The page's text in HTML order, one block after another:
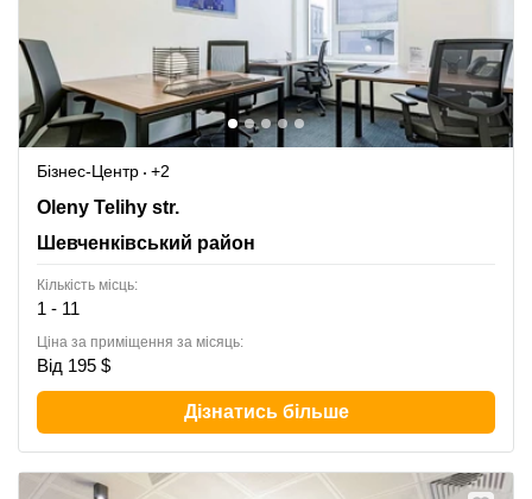
Бізнес-Центр
+2
6 Oleny Telihy str.,Forum West Side Ctr,3-4th floor,
Шевченківський район
Oleny Telihy str.
Шевченківський район
Кількість місць:
1 - 11
Ціна за приміщення за місяць:
Від 195 $
Дізнатись більше